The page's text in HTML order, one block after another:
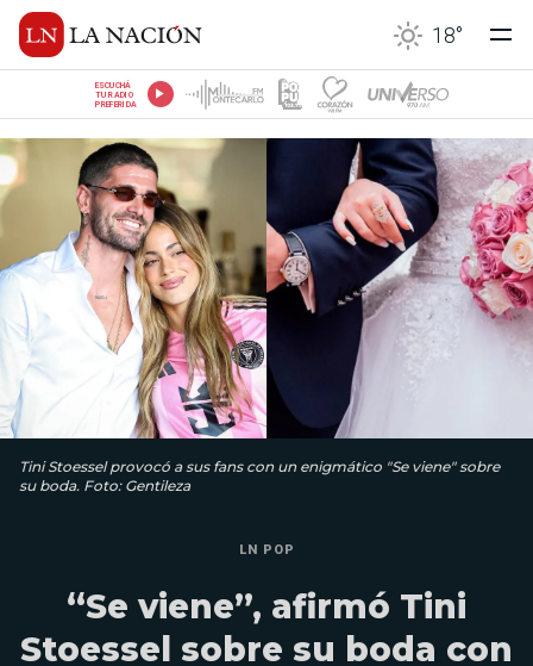
18°
ESCUCHÁ
TU RADIO
PREFERIDA
Tini Stoessel provocó a sus fans con un enigmático "Se viene" sobre
su boda. Foto: Gentileza
LN POP
“Se viene”, afirmó Tini
Stoessel sobre su boda con